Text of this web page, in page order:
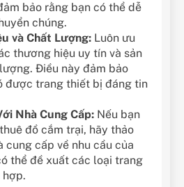
bảo rằng bạn có thể dễ
chúng.
và Chất Lượng: Luôn ưu
thương hiệu uy tín và sản
Điều này đảm bảo
được trang thiết bị đáng tin
Nhà Cung Cấp: Nếu bạn
đồ cắm trại, hãy thảo
cung cấp về nhu cầu của
thể đề xuất các loại trang